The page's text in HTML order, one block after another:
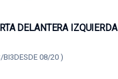
DELANTERA IZQUIERDA
BI3DESDE 08/20 )